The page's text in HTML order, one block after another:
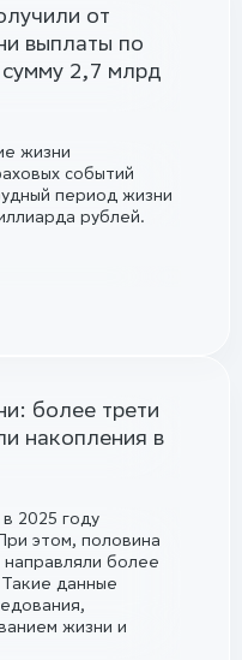
от
выплаты по
2,7 млрд
жизни
событий
период жизни
рублей.
более трети
накопления в
2025 году
этом, половина
направляли более
данные
жизни и